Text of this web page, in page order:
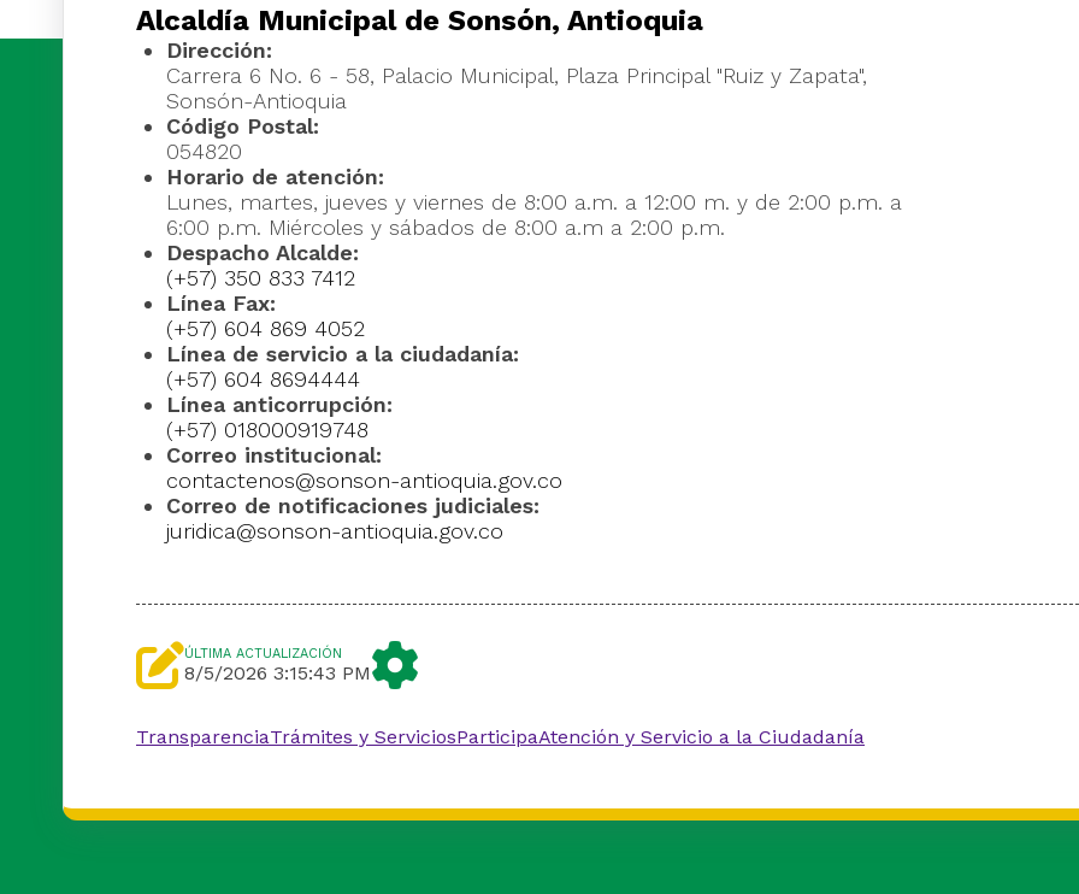
Alcaldía Municipal de Sonsón, Antioquia
Dirección:
Carrera 6 No. 6 - 58, Palacio Municipal, Plaza Principal "Ruiz y Zapata",
Sonsón-Antioquia
Código Postal:
054820
Horario de atención:
Lunes, martes, jueves y viernes de 8:00 a.m. a 12:00 m. y de 2:00 p.m. a
6:00 p.m. Miércoles y sábados de 8:00 a.m a 2:00 p.m.
Despacho Alcalde:
(+57) 350 833 7412
Línea Fax:
(+57) 604 869 4052
Línea de servicio a la ciudadanía:
(+57) 604 8694444
Línea anticorrupción:
(+57) 018000919748
Correo institucional:
contactenos@sonson-antioquia.gov.co
Correo de notificaciones judiciales:
juridica@sonson-antioquia.gov.co
ÚLTIMA ACTUALIZACIÓN
8/5/2026 3:15:43 PM
TransparenciaTrámites y ServiciosParticipaAtención y Servicio a la Ciudadanía